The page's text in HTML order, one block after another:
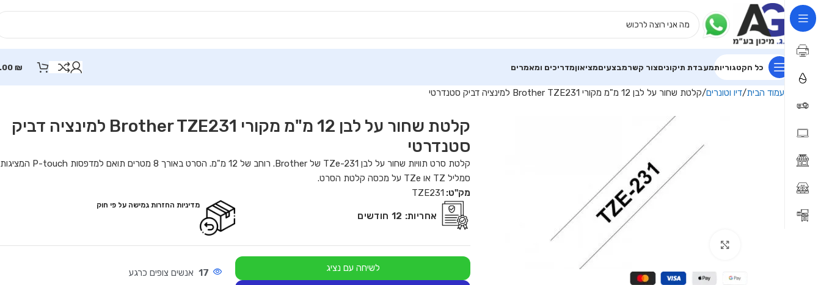
כל הקטגוריותמעבדת תיקוניםצור קשרמבצעיםמציאוןמדריכים ומאמרים ₪
עמוד הבית דיו וטונרים קלטת שחור על לבן 12 מ"מ מקורי Brother TZE231 למינציה דביק סטנדרטי
קלטת שחור על לבן 12 מ"מ מקורי Brother TZE231 למינציה דביק
סטנדרטי
קלטת סרט תוויות שחור על לבן TZe-231 של Brother. רוחב של 12 מ"מ. הסרט באורך 8 מטרים תואם למדפסות P-touch המציגות
סמליל TZ או TZe על מכסה קלטת הסרט.
מק"ט: TZE231
אחריות: 12 חודשים
מדיניות החזרות גמישה על פי חוק
לשיחה עם נציג 17 אנשים צופים כרגע